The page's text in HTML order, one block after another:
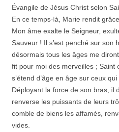
Évangile de Jésus Christ selon
En ce temps-là, Marie rendit
Mon âme exalte le Seigneur,
Sauveur ! Il s’est penché sur son
désormais tous les âges me
fit pour moi des merveilles ; Saint
s’étend d’âge en âge sur ceux qui
Déployant la force de son bras, il
renverse les puissants de leurs
comble de biens les affamés,
vides.